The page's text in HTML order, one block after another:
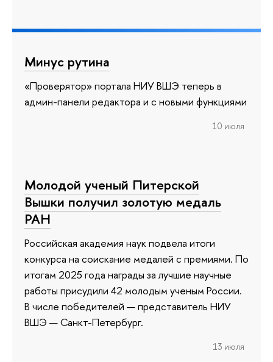
Минус рутина
«Проверятор» портала НИУ ВШЭ теперь в
админ-панели редактора и с новыми функциями
10 июля
Молодой ученый Питерской
Вышки получил золотую медаль
РАН
Российская академия наук подвела итоги
конкурса на соискание медалей с премиями. По
итогам 2025 года награды за лучшие научные
работы присудили 42 молодым ученым России.
В числе победителей — представитель НИУ
ВШЭ — Санкт-Петербург.
13 июля